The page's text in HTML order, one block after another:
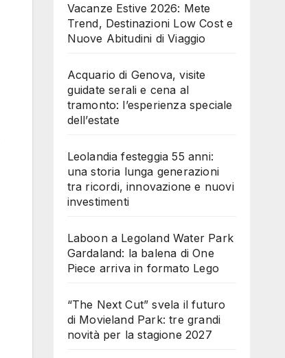
Vacanze Estive 2026: Mete
Trend, Destinazioni Low Cost e
Nuove Abitudini di Viaggio
Acquario di Genova, visite
guidate serali e cena al
tramonto: l’esperienza speciale
dell’estate
Leolandia festeggia 55 anni:
una storia lunga generazioni
tra ricordi, innovazione e nuovi
investimenti
Laboon a Legoland Water Park
Gardaland: la balena di One
Piece arriva in formato Lego
“The Next Cut” svela il futuro
di Movieland Park: tre grandi
novità per la stagione 2027